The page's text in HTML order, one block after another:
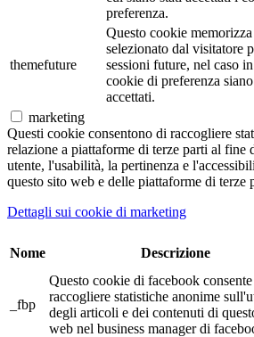
preferenza.
themefuture
Questo cookie
selezionato dal visitatore
sessioni future, nel caso
cookie di preferenza
accettati.
marketing
Questi cookie consentono di raccogliere
relazione a piattaforme di terze parti al fine
utente, l'usabilità, la pertinenza e
questo sito web e delle piattaforme di terze
Dettagli sui cookie di marketing
Nome Descrizione
_fbp
Questo cookie di facebook
raccogliere statistiche anonime
degli articoli e dei contenuti di
web nel business manager di